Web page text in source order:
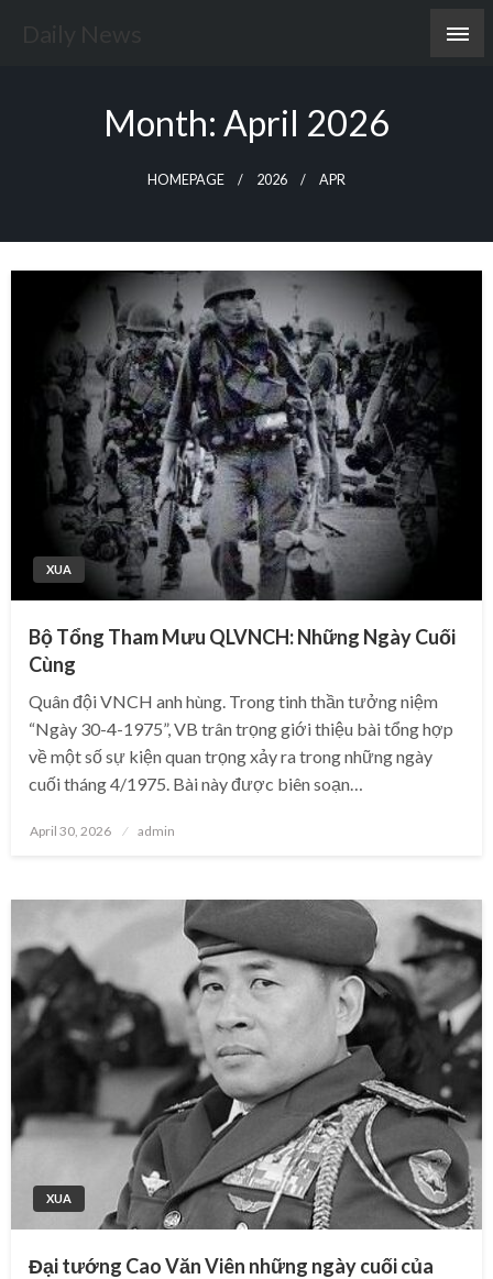
Month: April 2026
HOMEPAGE 2026 APR
XUA
Bộ Tổng Tham Mưu QLVNCH: Những Ngày Cuối
Cùng
Quân đội VNCH anh hùng. Trong tinh thần tưởng niệm
“Ngày 30-4-1975”, VB trân trọng giới thiệu bài tổng hợp
về một số sự kiện quan trọng xảy ra trong những ngày
cuối tháng 4/1975. Bài này được biên soạn…
Posted
April 30, 2026 admin
XUA
Đại tướng Cao Văn Viên những ngày cuối của